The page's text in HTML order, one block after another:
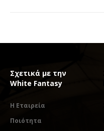
Σχετικά με την
White Fantasy
Η Εταιρεία
Ποιότητα